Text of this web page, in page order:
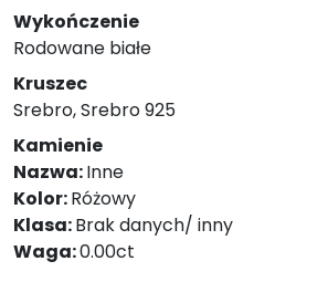
Wykończenie
Rodowane białe
Kruszec
Srebro, Srebro 925
Kamienie
Nazwa:Inne
Kolor:Różowy
Klasa:Brak danych/ inny
Waga:0.00ct